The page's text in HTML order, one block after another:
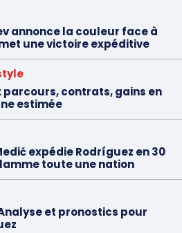
annonce la couleur face à
une victoire expéditive
parcours, contrats, gains en
estimée
expédie Rodríguez en 30
toute une nation
et pronostics pour